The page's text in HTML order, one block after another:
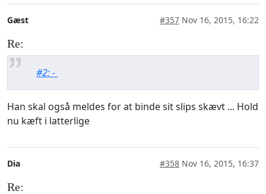
Gæst #357 Nov 16, 2015, 16:22
Re:
#2: -
Han skal også meldes for at binde sit slips skævt ... Hold
nu kæft i latterlige
Dia #358 Nov 16, 2015, 16:37
Re: